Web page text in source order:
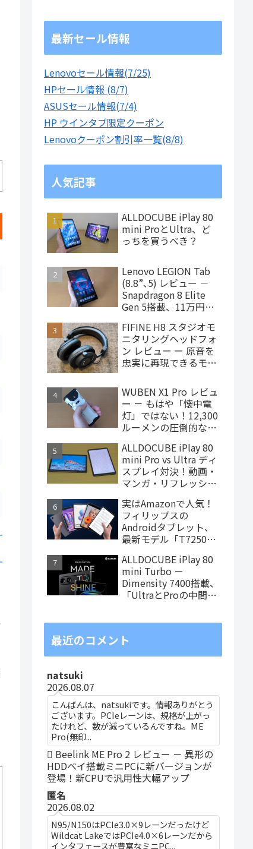
最新セール情報
Lenovoセール情報(7/25)
HPセール情報 (8/7)
ASUSセール情報(7/4)
HP ウインタブ限定クーポン
Lenovoクーポン割引率一覧(8/8)
人気記事
ALLDOCUBE iPlay 80
mini ProとUltra、ど
っちを買うべき？
Lenovo LEGION Tab
(8.8”､5) レビュー －
Snapdragon 8 Elite
Gen 5搭載、11万円台
ゲーミングタブレット
FIFINE H8 スタジオモ
ニタリングヘッドフォ
ン レビュー ー 原音を
忠実に再現できるモニ
4,000円台で購入でき
ます
WUBEN X1 Pro レビュ
ー － もはや「懐中電
灯」ではない！12,300
ルーメンの圧倒的な輝
LEDライト
ALLDOCUBE iPlay 80
mini Pro vs Ultra ディ
スプレイ対決！動画・
マンガ・リフレッシュ
実はAmazonで人気！
フィリップスの
Androidタブレット、
最新モデル「T7250」
ALLDOCUBE iPlay 80
mini Turbo －
Dimensity 7400搭載、
「UltraとProの中間ス
最近のコメント
natsuki
2026.08.07
こんばんは、natsukiです。情報ありがとう
ございます。PCIeレーンは、規格が上がっ
たけれど、数が減っているんですね。ME
Pro(無印...
Beelink ME Pro 2 レビュー － 異形の
HDDベイ搭載ミニPCに新バージョンが
登場！新CPUで汎用性大幅アップ
匿名
2026.08.02
N95/N150はPCIe3.0×9レーンだったけど
Wildcat LakeではPCIe4.0×6レーンだから
インタフェースが豊富なミニPC...